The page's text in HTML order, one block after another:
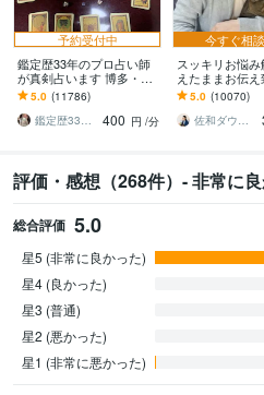
予約受付中
鑑定歴33年のプロ占い師
が真剣占います 博多・廓
屋の純血統占い祈願師
雷鳥
5.0 (11786)
鑑定歴33年のプロ占い師 雷鳥
400 円 /分
今すぐ相
スッキリお悩
えたままお伝え
恋愛、結婚、人
仕事、人生、ペ
持ち等◎祈願付
5.0 (10070)
佐和ダウジング＆スピリットメンター
評価・感想（268件）- 非常に
総合評価 5.0
星5 (非常に良かった)
星4 (良かった)
星3 (普通)
星2 (悪かった)
星1 (非常に悪かった)